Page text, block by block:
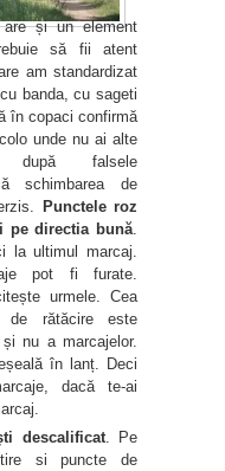
are și un element
să fii atent
am standardizat
banda, cu sageti
în copaci confirmă
unde nu ai alte
falsele
schimbarea de
Punctele roz
pe directia bună.
la ultimul marcaj.
pot fi furate.
urmele. Cea
rătăcire este
nu a marcajelor.
în lanț. Deci
dacă te-ai
descalificat. Pe
si puncte de